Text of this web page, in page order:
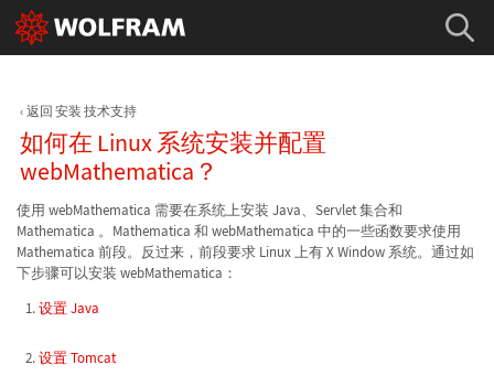
返回 安装 技术支持
如何在 Linux 系统安装并配置
webMathematica？
使用 webMathematica 需要在系统上安装 Java、Servlet 集合和
Mathematica 。Mathematica 和 webMathematica 中的一些函数要求使用
Mathematica 前段。反过来，前段要求 Linux 上有 X Window 系统。通过如
下步骤可以安装 webMathematica：
设置 Java
设置 Tomcat